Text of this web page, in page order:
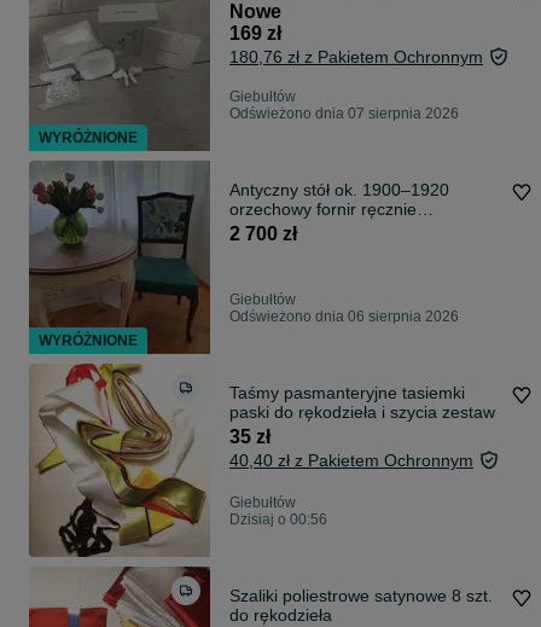
Nowe
169 zł
180,76 zł z Pakietem Ochronnym
Giebułtów
Odświeżono dnia 07 sierpnia 2026
Antyczny stół ok. 1900–1920
orzechowy fornir ręcznie
odnowiony, unikat
2 700 zł
Giebułtów
Odświeżono dnia 06 sierpnia 2026
Taśmy pasmanteryjne tasiemki
paski do rękodzieła i szycia zestaw
35 zł
40,40 zł z Pakietem Ochronnym
Giebułtów
Dzisiaj o 00:56
Szaliki poliestrowe satynowe 8 szt.
do rękodzieła
WYRÓŻNIONE
WYRÓŻNIONE